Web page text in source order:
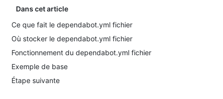
Dans cet article
Ce que fait le dependabot.yml fichier
Où stocker le dependabot.yml fichier
Fonctionnement du dependabot.yml fichier
Exemple de base
Étape suivante